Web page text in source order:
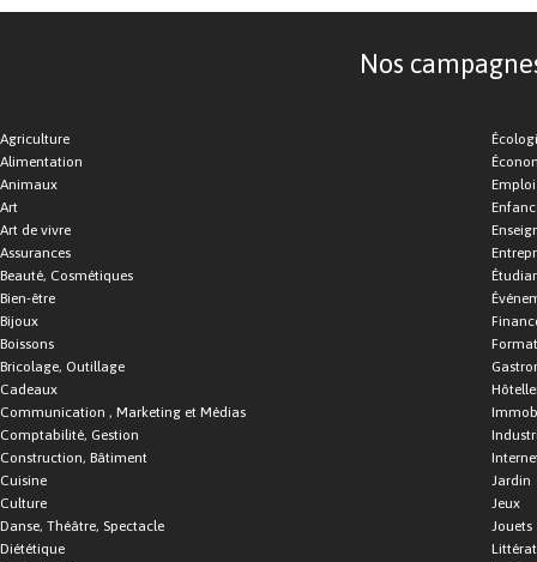
Nos
Agriculture
Alimentation
Animaux
Art
Art de vivre
Assurances
Beauté, Cosmétiques
Bien-être
Bijoux
Boissons
Bricolage, Outillage
Cadeaux
Communication , Marketing et Médias
Comptabilité, Gestion
Construction, Bâtiment
Cuisine
Culture
Danse, Théâtre, Spectacle
Diététique
Emploi
Jardin
Jeux
Jouets